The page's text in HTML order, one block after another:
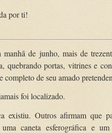
por ti!
de junho, mais de
quebrando portas, vitrines e
completo de seu amado
foi localizado.
existiu. Outros afirmam que
caneta esferográfica e